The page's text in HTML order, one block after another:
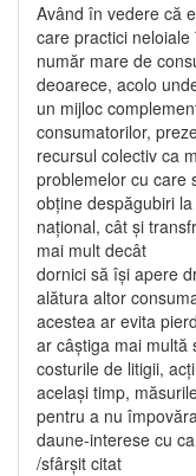
Având în vedere că
care practici
număr mare de
deoarece, acolo
un mijloc
consumatorilor,
recursul colectiv ca
problemelor cu care
obţine despăgubiri
naţional, cât şi
mai mult decât
dornici să îşi apere
alătura altor
acestea ar evita
ar câştiga mai multă
costurile de litigii,
acelaşi timp,
pentru a nu
daune-interese cu
/sfârşit citat